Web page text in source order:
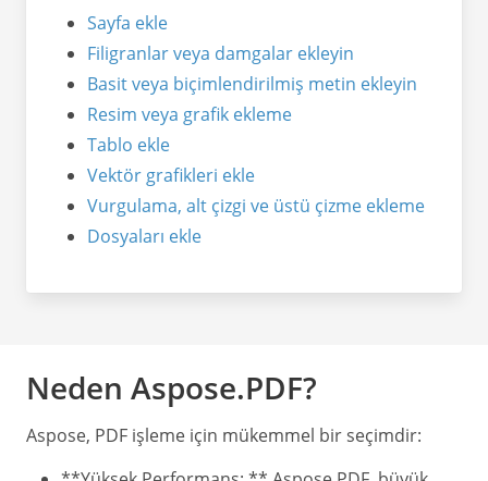
Sayfa ekle
Filigranlar veya damgalar ekleyin
Basit veya biçimlendirilmiş metin ekleyin
Resim veya grafik ekleme
Tablo ekle
Vektör grafikleri ekle
Vurgulama, alt çizgi ve üstü çizme ekleme
Dosyaları ekle
Neden Aspose.PDF?
Aspose, PDF işleme için mükemmel bir seçimdir: